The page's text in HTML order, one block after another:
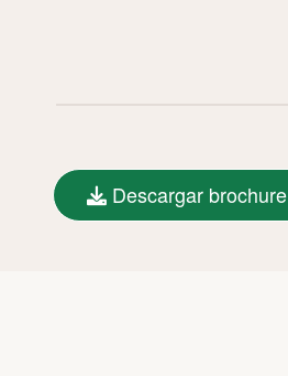
Descargar brochure